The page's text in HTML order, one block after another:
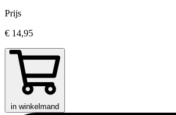
Prijs
€ 14,95
in winkelmand